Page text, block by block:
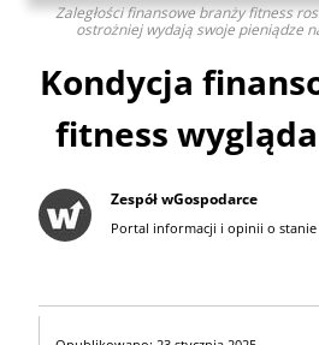
Zaległości finansowe branży fitness
ostrożniej wydają swoje pieniądze
Kondycja
fitness
Zespół wGospodarce
Portal informacji i opinii o